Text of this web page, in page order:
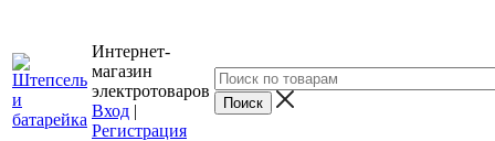
Интернет-
магазин
электротоваров
Вход |
Регистрация